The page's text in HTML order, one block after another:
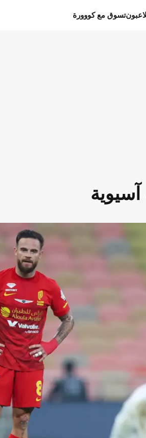
تسوق مع كووورة